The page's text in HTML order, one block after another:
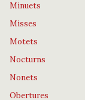
Minuets
Misses
Motets
Nocturns
Nonets
Obertures